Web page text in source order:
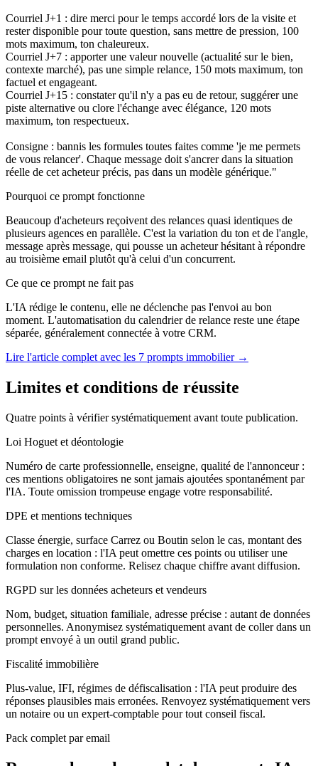
Courriel J+1 : dire merci pour le temps accordé lors de la visite et
rester disponible pour toute question, sans mettre de pression, 100
mots maximum, ton chaleureux.
Courriel J+7 : apporter une valeur nouvelle (actualité sur le bien,
contexte marché), pas une simple relance, 150 mots maximum, ton
factuel et engageant.
Courriel J+15 : constater qu'il n'y a pas eu de retour, suggérer une
piste alternative ou clore l'échange avec élégance, 120 mots
maximum, ton respectueux.
Consigne : bannis les formules toutes faites comme 'je me permets
de vous relancer'. Chaque message doit s'ancrer dans la situation
réelle de cet acheteur précis, pas dans un modèle générique."
Pourquoi ce prompt fonctionne
Beaucoup d'acheteurs reçoivent des relances quasi identiques de
plusieurs agences en parallèle. C'est la variation du ton et de l'angle,
message après message, qui pousse un acheteur hésitant à répondre
au troisième email plutôt qu'à celui d'un concurrent.
Ce que ce prompt ne fait pas
L'IA rédige le contenu, elle ne déclenche pas l'envoi au bon
moment. L'automatisation du calendrier de relance reste une étape
séparée, généralement connectée à votre CRM.
Lire l'article complet avec les 7 prompts immobilier →
Limites et conditions de réussite
Quatre points à vérifier systématiquement avant toute publication.
Loi Hoguet et déontologie
Numéro de carte professionnelle, enseigne, qualité de l'annonceur :
ces mentions obligatoires ne sont jamais ajoutées spontanément par
l'IA. Toute omission trompeuse engage votre responsabilité.
DPE et mentions techniques
Classe énergie, surface Carrez ou Boutin selon le cas, montant des
charges en location : l'IA peut omettre ces points ou utiliser une
formulation non conforme. Relisez chaque chiffre avant diffusion.
RGPD sur les données acheteurs et vendeurs
Nom, budget, situation familiale, adresse précise : autant de données
personnelles. Anonymisez systématiquement avant de coller dans un
prompt envoyé à un outil grand public.
Fiscalité immobilière
Plus-value, IFI, régimes de défiscalisation : l'IA peut produire des
réponses plausibles mais erronées. Renvoyez systématiquement vers
un notaire ou un expert-comptable pour tout conseil fiscal.
Pack complet par email